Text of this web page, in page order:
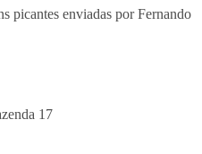
picantes enviadas por Fernando